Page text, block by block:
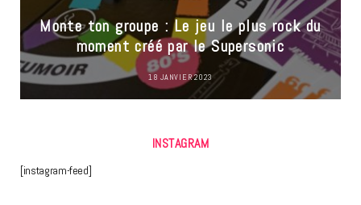
Monte ton groupe : Le jeu le plus rock du
moment créé par le Supersonic
18 JANVIER 2023
INSTAGRAM
[instagram-feed]